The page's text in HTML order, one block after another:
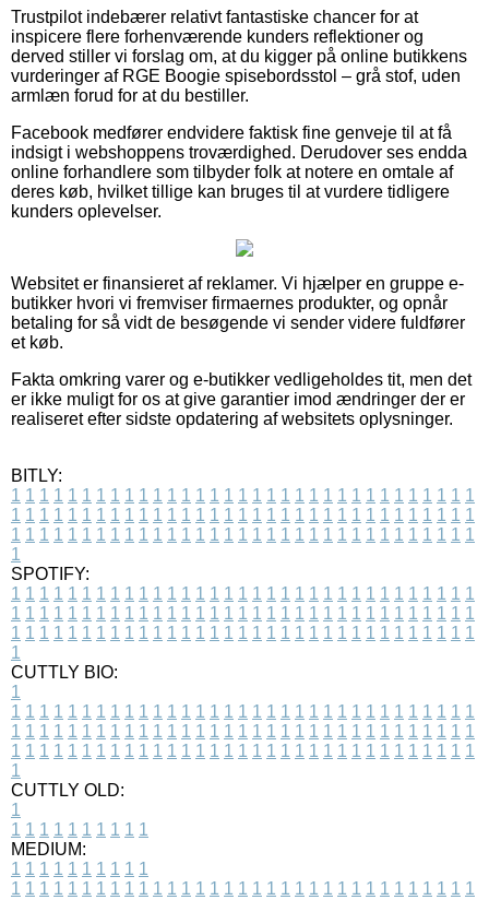
Trustpilot indebærer relativt fantastiske chancer for at
inspicere flere forhenværende kunders reflektioner og
derved stiller vi forslag om, at du kigger på online butikkens
vurderinger af RGE Boogie spisebordsstol – grå stof, uden
armlæn forud for at du bestiller.
Facebook medfører endvidere faktisk fine genveje til at få
indsigt i webshoppens troværdighed. Derudover ses endda
online forhandlere som tilbyder folk at notere en omtale af
deres køb, hvilket tillige kan bruges til at vurdere tidligere
kunders oplevelser.
Websitet er finansieret af reklamer. Vi hjælper en gruppe e-
butikker hvori vi fremviser firmaernes produkter, og opnår
betaling for så vidt de besøgende vi sender videre fuldfører
et køb.
Fakta omkring varer og e-butikker vedligeholdes tit, men det
er ikke muligt for os at give garantier imod ændringer der er
realiseret efter sidste opdatering af websitets oplysninger.
BITLY:
1 1 1 1 1 1 1 1 1 1 1 1 1 1 1 1 1 1 1 1 1 1 1 1 1 1 1 1 1 1 1 1 1
1 1 1 1 1 1 1 1 1 1 1 1 1 1 1 1 1 1 1 1 1 1 1 1 1 1 1 1 1 1 1 1 1
1 1 1 1 1 1 1 1 1 1 1 1 1 1 1 1 1 1 1 1 1 1 1 1 1 1 1 1 1 1 1 1 1
1
SPOTIFY:
1 1 1 1 1 1 1 1 1 1 1 1 1 1 1 1 1 1 1 1 1 1 1 1 1 1 1 1 1 1 1 1 1
1 1 1 1 1 1 1 1 1 1 1 1 1 1 1 1 1 1 1 1 1 1 1 1 1 1 1 1 1 1 1 1 1
1 1 1 1 1 1 1 1 1 1 1 1 1 1 1 1 1 1 1 1 1 1 1 1 1 1 1 1 1 1 1 1 1
1
CUTTLY BIO:
1
1 1 1 1 1 1 1 1 1 1 1 1 1 1 1 1 1 1 1 1 1 1 1 1 1 1 1 1 1 1 1 1 1
1 1 1 1 1 1 1 1 1 1 1 1 1 1 1 1 1 1 1 1 1 1 1 1 1 1 1 1 1 1 1 1 1
1 1 1 1 1 1 1 1 1 1 1 1 1 1 1 1 1 1 1 1 1 1 1 1 1 1 1 1 1 1 1 1 1
1
CUTTLY OLD:
1
1 1 1 1 1 1 1 1 1 1
MEDIUM:
1 1 1 1 1 1 1 1 1 1
1 1 1 1 1 1 1 1 1 1 1 1 1 1 1 1 1 1 1 1 1 1 1 1 1 1 1 1 1 1 1 1 1